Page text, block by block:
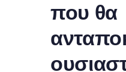
που θα